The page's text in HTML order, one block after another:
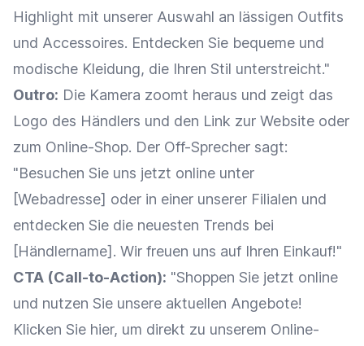
Highlight mit unserer Auswahl an lässigen Outfits
und Accessoires. Entdecken Sie bequeme und
modische Kleidung, die Ihren Stil unterstreicht."
Outro: Die Kamera zoomt heraus und zeigt das
Logo des Händlers und den Link zur Website oder
zum Online-Shop. Der Off-Sprecher sagt:
"Besuchen Sie uns jetzt online unter
[Webadresse] oder in einer unserer Filialen und
entdecken Sie die neuesten Trends bei
[Händlername]. Wir freuen uns auf Ihren Einkauf!"
CTA (Call-to-Action): "Shoppen Sie jetzt online
und nutzen Sie unsere aktuellen Angebote!
Klicken Sie hier, um direkt zu unserem Online-